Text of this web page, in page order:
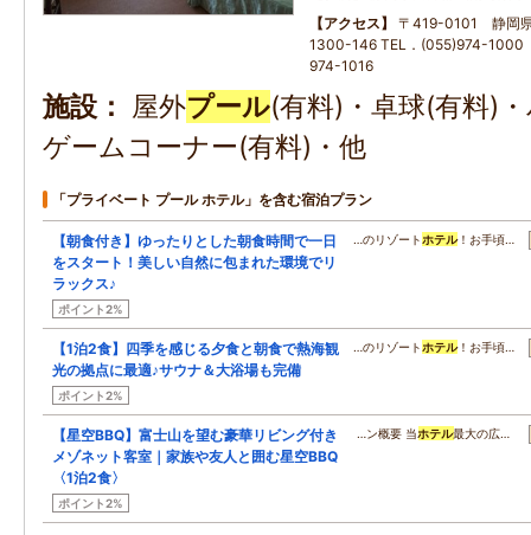
アクセス
〒419-0101 静岡
1300-146 TEL．(055)974-
974-1016
施設 屋外プール(有料)・卓球(有料)
ゲームコーナー(有料)・他
「プライベート プール ホテル」を含む宿泊プラン
【朝食付き】ゆったりとした朝食時間で一日
をスタート！美しい自然に包まれた環境でリ
ラックス♪
ポイント2%
…のリゾート ホテル！お手頃…
【1泊2食】四季を感じる夕食と朝食で熱海観
光の拠点に最適♪サウナ＆大浴場も完備
ポイント2%
…のリゾート ホテル！お手頃…
【星空BBQ】富士山を望む豪華リビング付き
メゾネット客室｜家族や友人と囲む星空BBQ
〈1泊2食〉
ポイント2%
…ン概要 当ホテル最大の広…